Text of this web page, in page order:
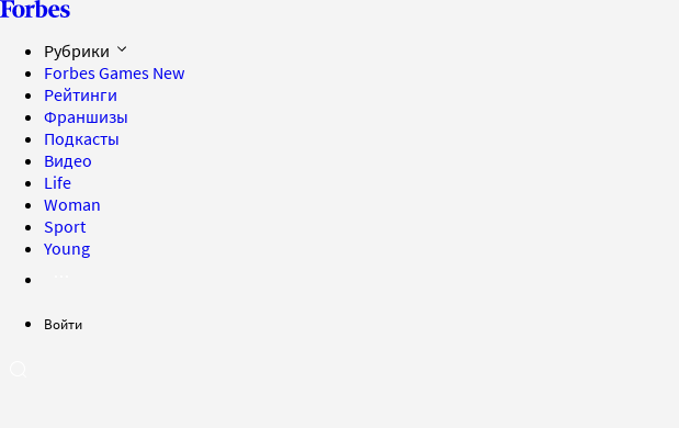
Рубрики
Forbes Games New
Рейтинги
Франшизы
Подкасты
Видео
Life
Woman
Sport
Young
Войти